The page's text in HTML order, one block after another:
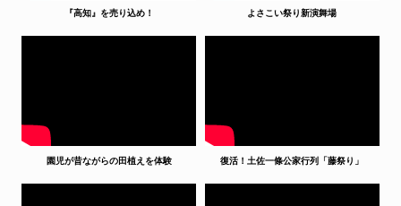
『高知』を売り込め！ よさこい祭り新演舞場
園児が昔ながらの田植えを体験 復活！土佐一條公家行列「藤祭り」